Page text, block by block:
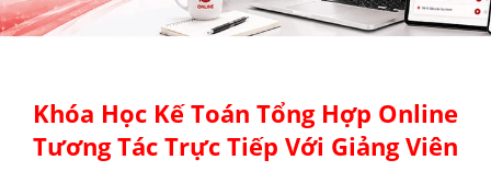
Khóa Học Kế Toán Tổng Hợp Online
Tương Tác Trực Tiếp Với Giảng Viên